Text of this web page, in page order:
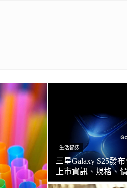
生活智誌
三星Galaxy S25發
上市資訊、規格、